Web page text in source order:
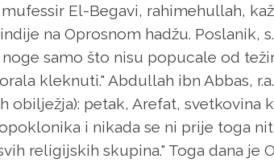
El-Begavi, rahimehullah,
na Oprosnom hadžu. Poslanik,
samo što nisu popucale od
kleknuti." Abdullah ibn Abbas,
obilježja): petak, Arefat, svetkovina
i nikada se ni prije toga
religijskih skupina." Toga dana je